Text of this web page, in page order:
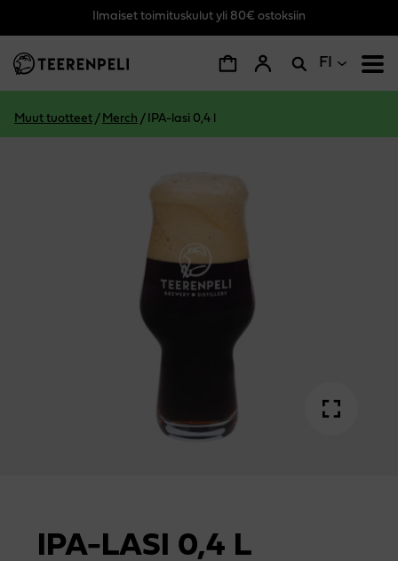
Ilmaiset toimituskulut yli 80€ ostoksiin
FI
Muut tuotteet / Merch / IPA-lasi 0,4 l
IPA-LASI 0,4 L